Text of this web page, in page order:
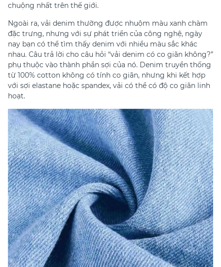
chuộng nhất trên thế giới.
Ngoài ra, vải denim thường được nhuộm màu xanh chàm
đặc trưng, nhưng với sự phát triển của công nghệ, ngày
nay bạn có thể tìm thấy denim với nhiều màu sắc khác
nhau. Câu trả lời cho câu hỏi “vải denim có co giãn không?”
phụ thuộc vào thành phần sợi của nó. Denim truyền thống
từ 100% cotton không có tính co giãn, nhưng khi kết hợp
với sợi elastane hoặc spandex, vải có thể có độ co giãn linh
hoạt.